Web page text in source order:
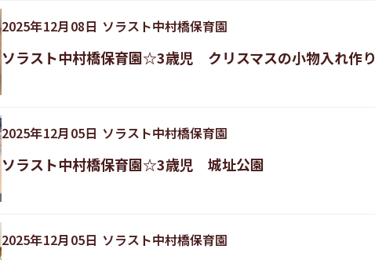
2025年12月08日 ソラスト中村橋保育園
ソラスト中村橋保育園☆3歳児 クリスマスの小物入れ作り
2025年12月05日 ソラスト中村橋保育園
ソラスト中村橋保育園☆3歳児 城址公園
2025年12月05日 ソラスト中村橋保育園